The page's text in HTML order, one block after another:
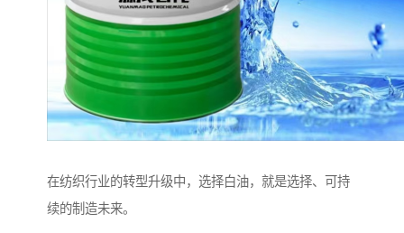
在纺织行业的转型升级中，选择白油，就是选择、可持
续的制造未来。